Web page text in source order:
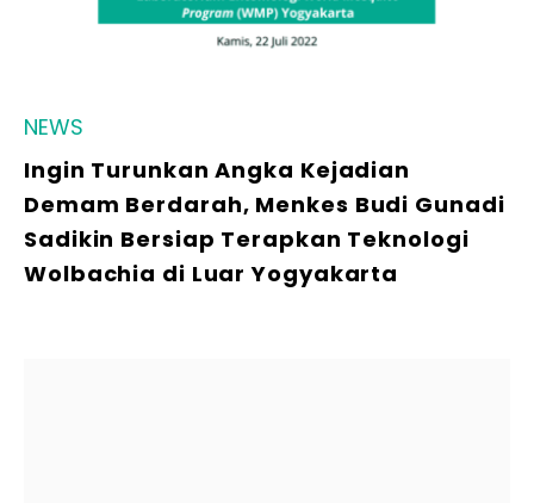
NEWS
Ingin Turunkan Angka Kejadian
Demam Berdarah, Menkes Budi Gunadi
Sadikin Bersiap Terapkan Teknologi
Wolbachia di Luar Yogyakarta